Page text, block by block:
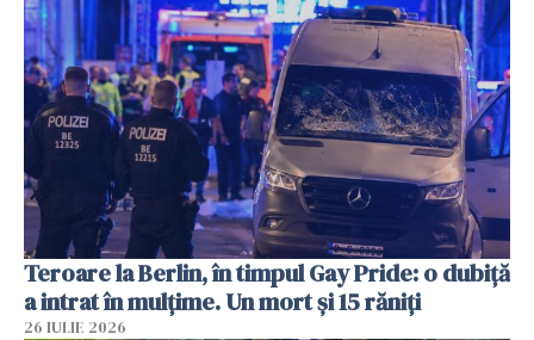
Teroare la Berlin, în timpul Gay Pride: o dubiță
a intrat în mulțime. Un mort și 15 răniți
26 IULIE 2026